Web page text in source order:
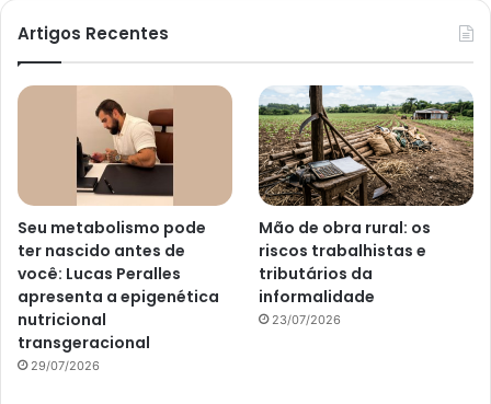
Artigos Recentes
Seu metabolismo pode
ter nascido antes de
você: Lucas Peralles
apresenta a epigenética
nutricional
transgeracional
29/07/2026
Mão de obra rural: os
riscos trabalhistas e
tributários da
informalidade
23/07/2026